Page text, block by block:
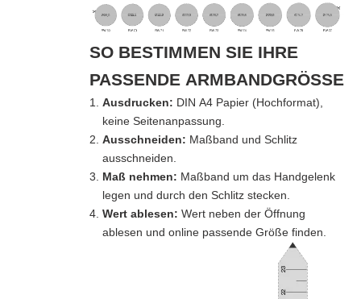
SO BESTIMMEN SIE IHRE
PASSENDE ARMBANDGRÖSSE
Ausdrucken: DIN A4 Papier (Hochformat),
keine Seitenanpassung.
Ausschneiden: Maßband und Schlitz
ausschneiden.
Maß nehmen: Maßband um das Handgelenk
legen und durch den Schlitz stecken.
Wert ablesen: Wert neben der Öffnung
ablesen und online passende Größe finden.